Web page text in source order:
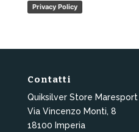
Privacy Policy
Contatti
Quiksilver Store Maresport
Via Vincenzo Monti, 8
18100 Imperia